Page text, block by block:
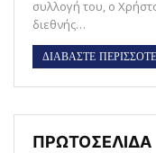
συλλογή του, ο
διεθνής…
ΔΙΑΒΑΣΤΕ
ΠΡΩΤΟΣΕΛΙΔΑ